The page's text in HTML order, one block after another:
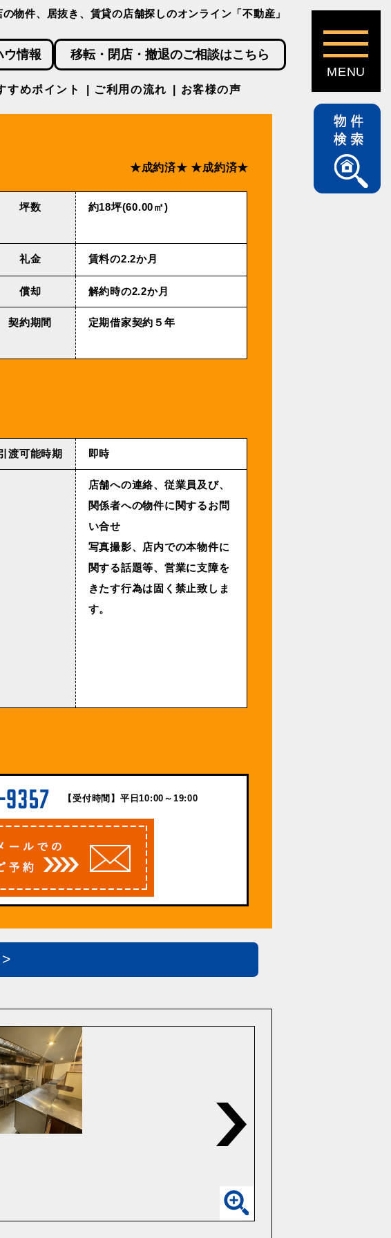
物件、居抜き、賃貸の店舗探しのオンライン「不動産」
ウ情報 移転・閉店・撤退のご相談はこちら
すめポイント ご利用の流れ お客様の声
★成約済★ ★成約済★
坪数 約18坪(60.00㎡)
礼金 賃料の2.2か月
償却 解約時の2.2か月
契約期間 定期借家契約５年
渡可能時期 即時
店舗への連絡、従業員及び、
関係者への物件に関するお問
い合せ
写真撮影、店内での本物件に
関する話題等、営業に支障を
きたす行為は固く禁止致しま
す。
【受付時間】平日10:00～19:00